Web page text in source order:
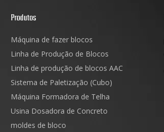
Produtos
Máquina de fazer blocos
Linha de Produção de Blocos
Linha de produção de blocos AAC
Sistema de Paletização (Cubo)
Máquina Formadora de Telha
Usina Dosadora de Concreto
moldes de bloco